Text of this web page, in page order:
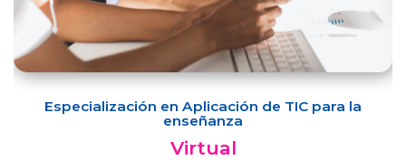
Especialización en Aplicación de TIC para la
enseñanza
Virtual